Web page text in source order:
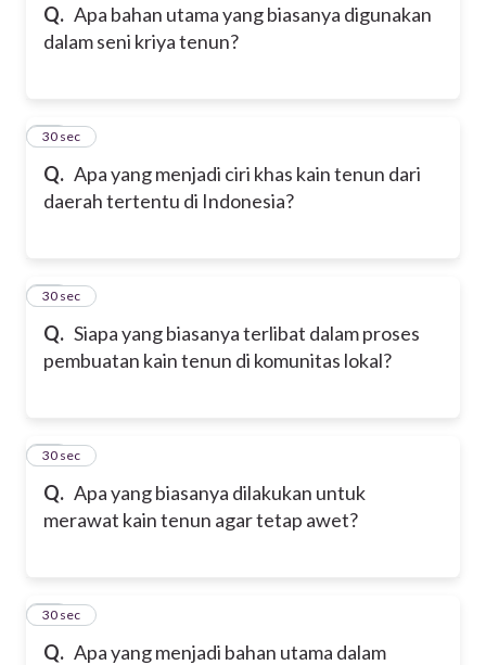
Q. Apa bahan utama yang biasanya digunakan
dalam seni kriya tenun?
Q. Apa yang menjadi ciri khas kain tenun dari
daerah tertentu di Indonesia?
46
30 sec
Q. Siapa yang biasanya terlibat dalam proses
pembuatan kain tenun di komunitas lokal?
47
30 sec
Q. Apa yang biasanya dilakukan untuk
merawat kain tenun agar tetap awet?
48
30 sec
Q. Apa yang menjadi bahan utama dalam
49
30 sec